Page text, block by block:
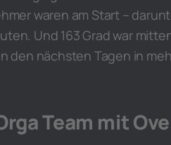
waren am Start –
Und 163 Grad war
den nächsten Tagen in
Team mit